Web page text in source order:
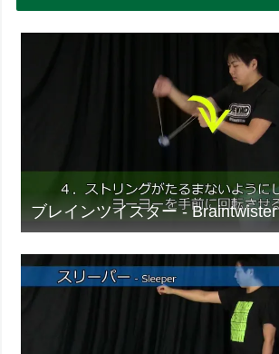
ブレインツイスター - Braintwister